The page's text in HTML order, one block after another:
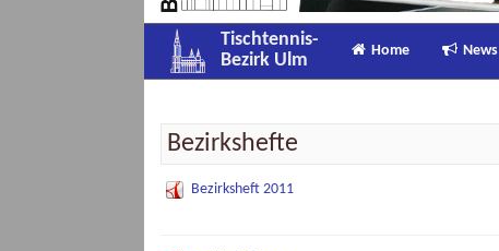
Tischtennis-
Bezirk Ulm
Home News
Bezirkshefte
Bezirksheft 2011